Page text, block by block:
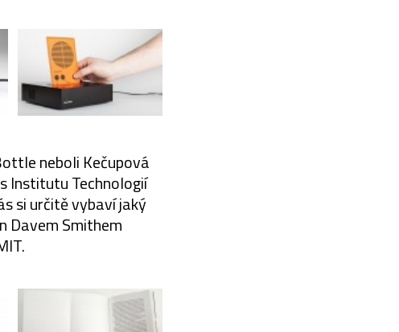
neboli Kečupová
Institutu Technologií
si určitě vybaví jaký
Davem Smithem